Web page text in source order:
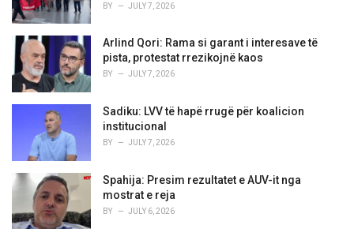
BY JULY 7, 2026
Arlind Qori: Rama si garant i interesave të
pista, protestat rrezikojnë kaos
BY JULY 7, 2026
Sadiku: LVV të hapë rrugë për koalicion
institucional
BY JULY 7, 2026
Spahija: Presim rezultatet e AUV-it nga
mostrat e reja
BY JULY 6, 2026